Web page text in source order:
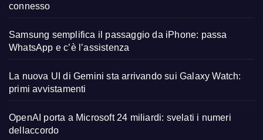
connesso
Samsung semplifica il passaggio da iPhone: passa
WhatsApp e c’è l’assistenza
La nuova UI di Gemini sta arrivando sui Galaxy Watch:
primi avvistamenti
OpenAI porta a Microsoft 24 miliardi: svelati i numeri
dellaccordo